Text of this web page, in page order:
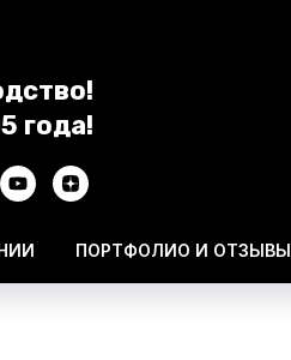
года!
ПОРТФОЛИО И ОТЗЫВЫ